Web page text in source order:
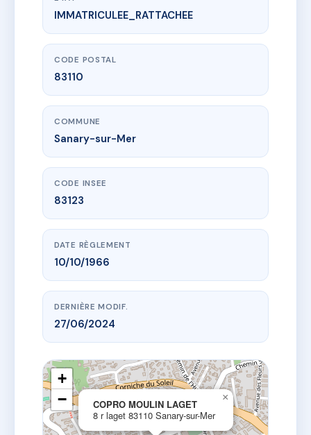
www.vme.plus/AC6388821
COPRO MOULIN LAGET
8 r laget83110 Sanary-sur-Mer
IMMATRICULEE_RATTACHEE
CODE POSTAL
83110
COMMUNE
Sanary-sur-Mer
CODE INSEE
83123
DATE RÈGLEMENT
10/10/1966
DERNIÈRE MODIF.
27/06/2024
COPRO MOULIN LAGET
8 r laget 83110 Sanary-sur-Mer
×
+
−